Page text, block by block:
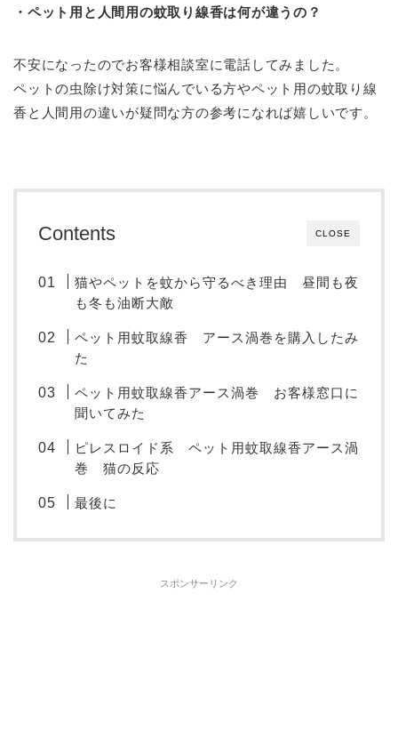
・ペット用と人間用の蚊取り線香は何が違うの？
不安になったのでお客様相談室に電話してみました。
ペットの虫除け対策に悩んでいる方やペット用の蚊取り線
香と人間用の違いが疑問な方の参考になれば嬉しいです。
CLOSE
Contents
猫やペットを蚊から守るべき理由 昼間も夜
も冬も油断大敵
ペット用蚊取線香 アース渦巻を購入したみ
た
ペット用蚊取線香アース渦巻 お客様窓口に
聞いてみた
ピレスロイド系 ペット用蚊取線香アース渦
巻 猫の反応
最後に
スポンサーリンク